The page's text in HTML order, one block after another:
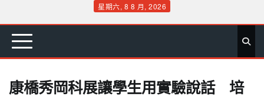
content
星期六, 8 8 月, 2026
首 要 娛 生 社 文 公 運 旅 政 地 專
康橋秀岡科展讓學生用實驗說話 培